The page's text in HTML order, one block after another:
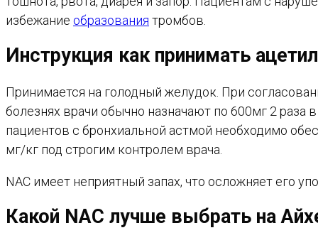
избежание образования тромбов.
Инструкция как принимать
Принимается на голодный желудок. При
болезнях врачи обычно назначают по 600мг 2 раза
пациентов с бронхиальной астмой необходимо
мг/кг под строгим контролем врача.
NAC имеет неприятный запах, что осложняет его
Какой NAC лучше выбрать на